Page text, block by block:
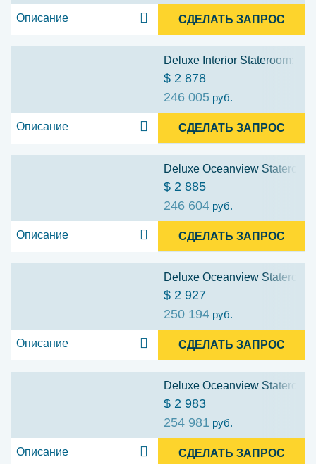
Описание СДЕЛАТЬ ЗАПРОС
Deluxe Interior Stateroom:
$ 2 878
246 005 руб.
Описание СДЕЛАТЬ ЗАПРОС
Deluxe Oceanview
$ 2 885
246 604 руб.
Описание СДЕЛАТЬ ЗАПРОС
Deluxe Oceanview
$ 2 927
250 194 руб.
Описание СДЕЛАТЬ ЗАПРОС
Deluxe Oceanview
$ 2 983
254 981 руб.
Описание СДЕЛАТЬ ЗАПРОС